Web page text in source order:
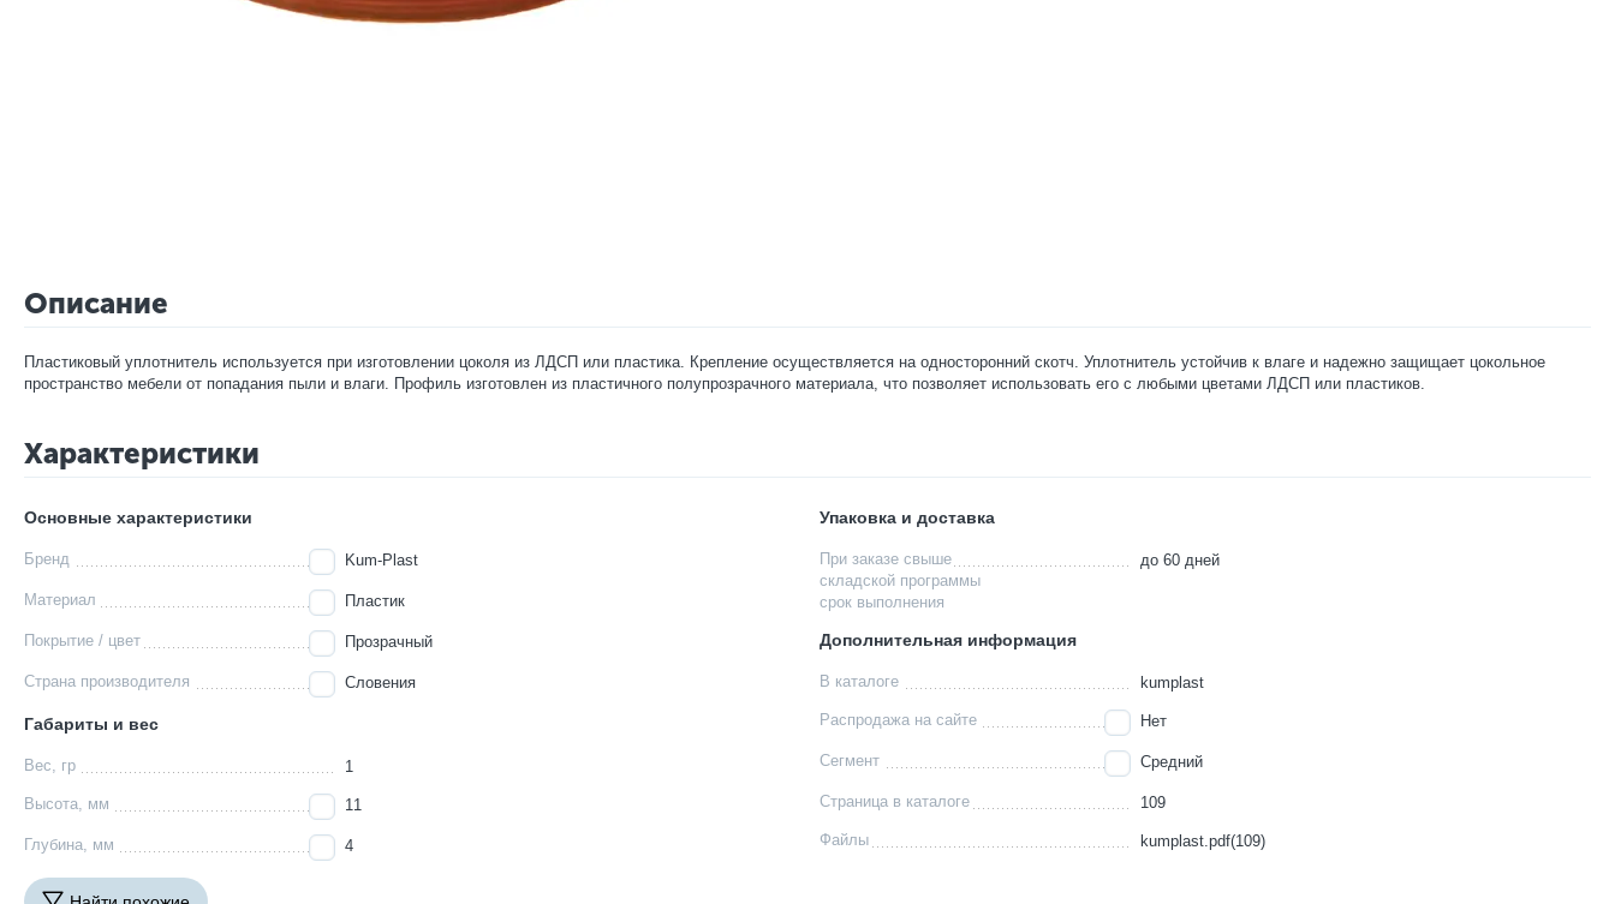
Описание
Пластиковый уплотнитель используется при изготовлении цоколя из ЛДСП или пластика. Крепление осуществляется на односторонний скотч. Уплотнитель устойчив к влаге и надежно защищает цокольное
пространство мебели от попадания пыли и влаги. Профиль изготовлен из пластичного полупрозрачного материала, что позволяет использовать его с любыми цветами ЛДСП или пластиков.
Характеристики
Основные характеристики
Бренд Kum-Plast
Материал Пластик
Покрытие / цвет Прозрачный
Страна производителя Словения
Габариты и вес
Вес, гр 1
Высота, мм 11
Глубина, мм 4
Упаковка и доставка
При заказе свыше
складской программы
срок выполнения
до 60 дней
Дополнительная информация
В каталоге kumplast
Распродажа на сайте Нет
Сегмент Средний
Страница в каталоге 109
Файлы kumplast.pdf(109)